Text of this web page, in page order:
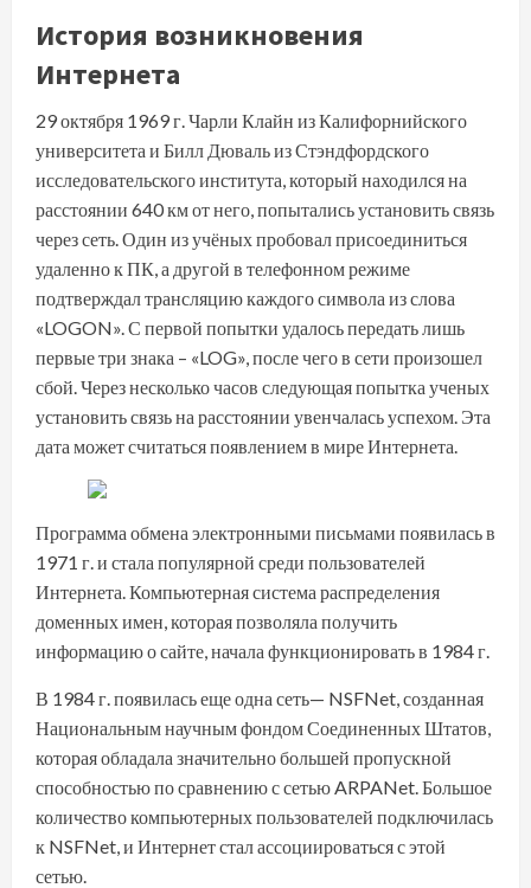
История возникновения
Интернета
29 октября 1969 г. Чарли Клайн из Калифорнийского
университета и Билл Дюваль из Стэндфордского
исследовательского института, который находился на
расстоянии 640 км от него, попытались установить связь
через сеть. Один из учёных пробовал присоединиться
удаленно к ПК, а другой в телефонном режиме
подтверждал трансляцию каждого символа из слова
«LOGON». С первой попытки удалось передать лишь
первые три знака – «LOG», после чего в сети произошел
сбой. Через несколько часов следующая попытка ученых
установить связь на расстоянии увенчалась успехом. Эта
дата может считаться появлением в мире Интернета.
Программа обмена электронными письмами появилась в
1971 г. и стала популярной среди пользователей
Интернета. Компьютерная система распределения
доменных имен, которая позволяла получить
информацию о сайте, начала функционировать в 1984 г.
В 1984 г. появилась еще одна сеть— NSFNet, созданная
Национальным научным фондом Соединенных Штатов,
которая обладала значительно большей пропускной
способностью по сравнению с сетью ARPANet. Большое
количество компьютерных пользователей подключилась
к NSFNet, и Интернет стал ассоциироваться с этой
сетью.